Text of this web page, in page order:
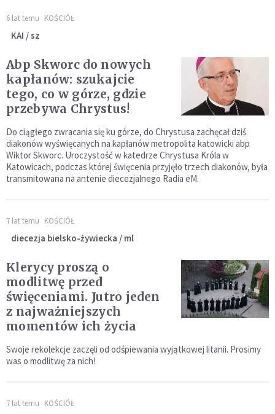
6 lat temu KOŚCIÓŁ
KAI / sz
Abp Skworc do nowych
kapłanów: szukajcie
tego, co w górze, gdzie
przebywa Chrystus!
Do ciągłego zwracania się ku górze, do Chrystusa zachęcał dziś
diakonów wyświęcanych na kapłanów metropolita katowicki abp
Wiktor Skworc. Uroczystość w katedrze Chrystusa Króla w
Katowicach, podczas której święcenia przyjęło trzech diakonów, była
transmitowana na antenie diecezjalnego Radia eM.
7 lat temu KOŚCIÓŁ
diecezja bielsko-żywiecka / ml
Klerycy proszą o
modlitwę przed
święceniami. Jutro jeden
z najważniejszych
momentów ich życia
Swoje rekolekcje zaczęli od odśpiewania wyjątkowej litanii. Prosimy
was o modlitwę za nich!
7 lat temu KOŚCIÓŁ